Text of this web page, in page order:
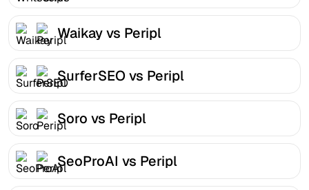
Waikay vs Peripl
SurferSEO vs Peripl
Soro vs Peripl
SeoProAI vs Peripl